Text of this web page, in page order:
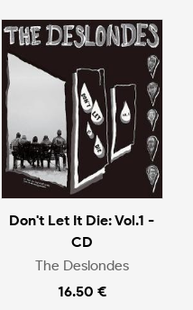
Don't Let It Die: Vol.1 -
CD
The Deslondes
16.50 €